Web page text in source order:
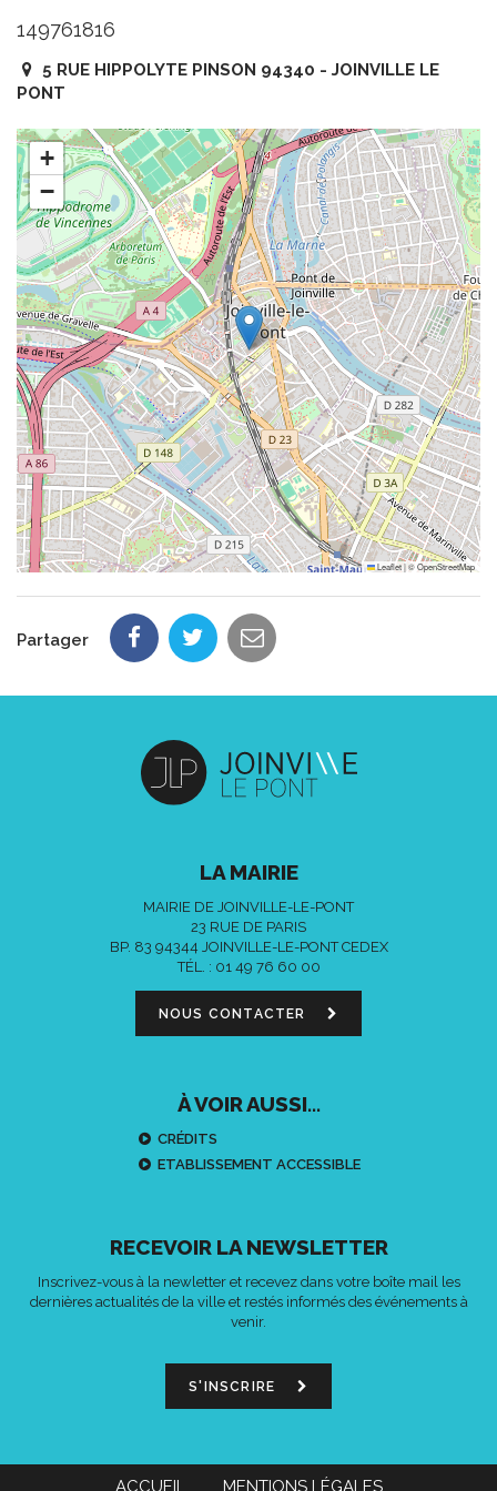
149761816
5 RUE HIPPOLYTE PINSON 94340 - JOINVILLE LE
PONT
+
−
Leaflet|©OpenStreetMap
Partager
LA MAIRIE
MAIRIE DE JOINVILLE-LE-PONT
23 RUE DE PARIS
BP. 83 94344 JOINVILLE-LE-PONT CEDEX
TÉL. : 01 49 76 60 00
NOUS CONTACTER
À VOIR AUSSI...
CRÉDITS
ETABLISSEMENT ACCESSIBLE
RECEVOIR LA NEWSLETTER
Inscrivez-vous à la newletter et recevez dans votre boîte mail les
dernières actualités de la ville et restés informés des événements à
venir.
S'INSCRIRE
ACCUEIL MENTIONS LÉGALES